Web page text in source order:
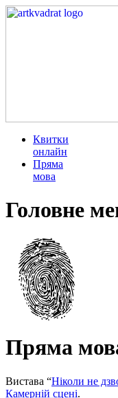
Квитки
онлайн
Пряма
мова
Головне
Пряма
Вистава “Ніколи не
Камерній сцені.